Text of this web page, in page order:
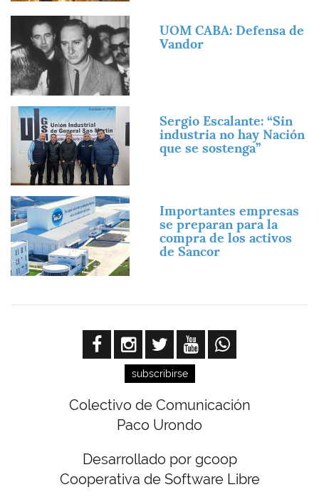
Imagen
UOM CABA: Defensa de
Vandor
Imagen
Sergio Escalante: “Sin
industria no hay Nación
que se sostenga”
Imagen
Importantes empresas
se preparan para la
compra de los activos
de Sancor
subscribirse
Colectivo de Comunicación
Paco Urondo
Desarrollado por gcoop
Cooperativa de Software Libre